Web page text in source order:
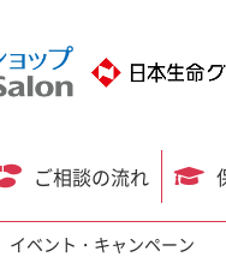
ご相談の流れ
イベント・キャンペーン